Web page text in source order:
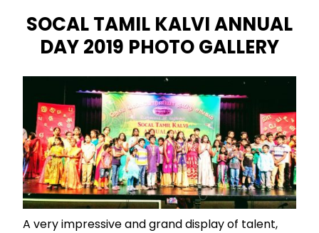
SOCAL TAMIL KALVI ANNUAL
DAY 2019 PHOTO GALLERY
A very impressive and grand display of talent,